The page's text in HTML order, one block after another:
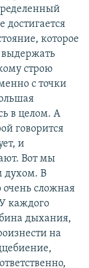
которое
выдержать
строю
с точки
в целом. А
говорится
и
Вот мы
духом. В
сложная
каждого
дыхания,
на